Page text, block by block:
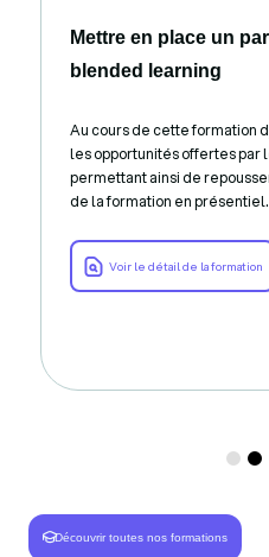
Mettre en place un
blended learning
Au cours de cette formation
les opportunités offertes par
permettant ainsi de
de la formation en
Voir le détail de la formation
Découvrir toutes nos formations